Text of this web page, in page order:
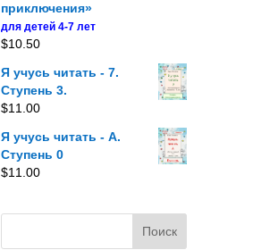
приключения»
для детей 4-7 лет
$10.50
Я учусь читать - 7.
Ступень 3.
$11.00
Я учусь читать - A.
Ступень 0
$11.00